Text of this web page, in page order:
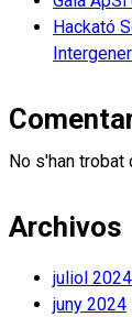
Hackató
No s'han trobat
Archivos
juliol 2024
juny 2024